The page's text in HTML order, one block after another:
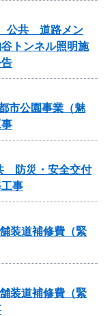
公共 道路メン
トンネル照明施
市公園事業（魅
防災・安全交付
事
装道補修費（緊
装道補修費（緊